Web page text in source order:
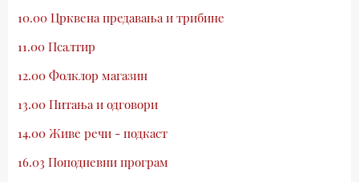
10.00 Црквена предавања и трибине
11.00 Псалтир
12.00 Фолклор магазин
13.00 Питања и одговори
14.00 Живе речи - подкаст
16.03 Поподневни програм